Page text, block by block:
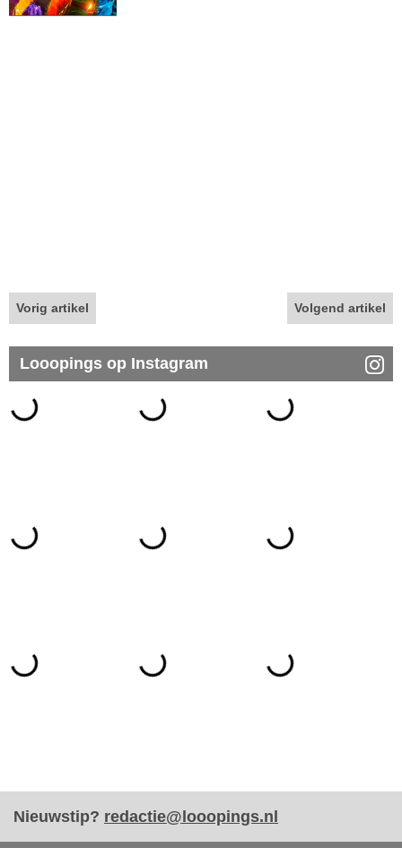
Vorig artikel Volgend artikel
Looopings op Instagram
Nieuwstip? redactie@looopings.nl